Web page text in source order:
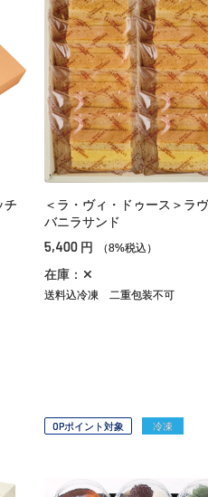
チ
＜ラ・ヴィ・ドゥース＞ラヴ
バニラサンド
5,400 円 （8%税込）
在庫：✕
送料込冷凍 二重包装不可
OPポイント対象 冷凍